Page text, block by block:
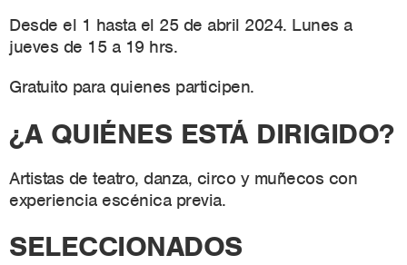
Desde el 1 hasta el 25 de abril 2024. Lunes a
jueves de 15 a 19 hrs.
Gratuito para quienes participen.
¿A QUIÉNES ESTÁ DIRIGIDO?
Artistas de teatro, danza, circo y muñecos con
experiencia escénica previa.
SELECCIONADOS